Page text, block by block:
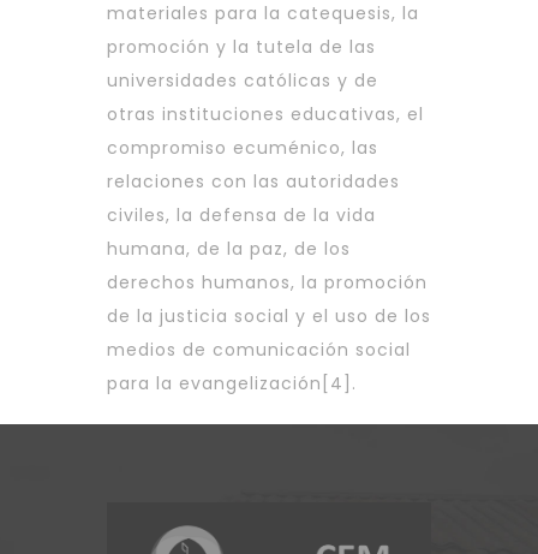
materiales para la catequesis, la
promoción y la tutela de las
universidades católicas y de
otras instituciones educativas, el
compromiso ecuménico, las
relaciones con las autoridades
civiles, la defensa de la vida
humana, de la paz, de los
derechos humanos, la promoción
de la justicia social y el uso de los
medios de comunicación social
para la evangelización [4] .